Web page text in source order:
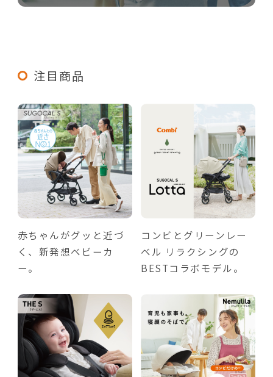
注目商品
赤ちゃんがグッと近づ
く、新発想ベビーカ
ー。
コンビとグリーンレー
ベル リラクシングの
BESTコラボモデル。